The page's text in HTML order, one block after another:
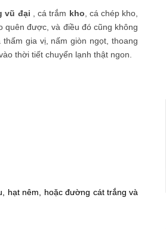
vũ đại , cá trắm kho, cá chép kho,
được, và điều đó cũng không
gia vị, nấm giòn ngọt, thoang
thời tiết chuyển lạnh thật ngon.
hạt nêm, hoặc đường cát trắng và